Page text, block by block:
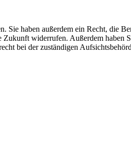
Sie haben außerdem ein Recht, die
widerrufen. Außerdem haben
bei der zuständigen